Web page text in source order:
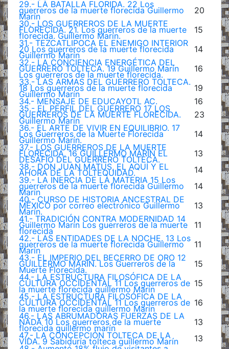
29.- LA BATALLA FLORIDA. 22 Los
guerreros de la muerte florecida Guillermo
Marín
20
30.- LOS GUERREROS DE LA MUERTE
FLORECIDA. 21. Los guerreros de la muerte
florecida. Guillermo Marín.
15
31.- TEZCATLIPOCA EL ENEMIGO INTERIOR
20 Los guerreros de la muerte florecida
Guillermo Marín
14
32.- LA CONCIENCIA ENERGÉTICA DEL
GUERRERO TOLTECA. 19 Guillermo Marín
Los guerreros de la muerte florecida.
16
33.- LAS ARMAS DEL GUERRERO TOLTECA.
18 Los guerreros de la muerte florecida
Guillermo Marín
19
34.- MENSAJE DE EDUCAYOTL AC.
16
35.- EL PERFIL DEL GUERRERO 17 LOS
GUERREROS DE LA MUERTE FLORECIDA.
Guillermo Marín
23
36.- EL ARTE DE VIVIR EN EQUILIBRIO. 17
Los Guerreros de la Muerte Florecida
Guillermo Marín.
14
37.- LOS GUERREROS DE LA MUERTE
FLORECIDA. 16 GUILLERMO MARÍN EL
DESAFÍO DEL GUERRERO TOLTECA.
13
38.- DON JUAN MATUS, EL AQUÍ Y EL
AHORA DE LA TOLTEQUIDAD.
14
39.- LA INERCIA DE LA MATERIA 15 Los
guerreros de la muerte florecida Guillermo
Marín
14
40.- CURSO DE HISTORIA ANCESTRAL DE
MÉXICO por correo electrónico Guillermo
Marín.
13
41.- TRADICIÓN CONTRA MODERNIDAD 14
Guillermo Marín Los guerreros de la muerte
florecida
11
42.- LAS ENTIDADES DE LA NOCHE. 13 Los
guerreros de la muerte florecida Guillermo
Marín
11
43.- EL IMPERIO DEL BECERRO DE ORO 12
GUILLERMO MARÍN. Los Guerreros de la
Muerte Florecida.
15
44.- LA ESTRUCTURA FILOSÓFICA DE LA
CULTURA OCCIDENTAL 11 Los guerreros de
la muerte florecida guillermo Marín
15
45.- LA ESTRUCTURA FILOSÓFICA DE LA
CULTURA OCCIDENTAL 11 Los guerreros de
la muerte florecida guillermo Marín
16
46.- LAS ABRUMADORAS FUERZAS DE LA
NADA 10 Los guerreros de la muerte
florecida guillermo marín
13
47.- LA CONCEPCIÓN TOLTECA DE LA
VIDA. 9 Sabiduría tolteca guillermo Marín
13